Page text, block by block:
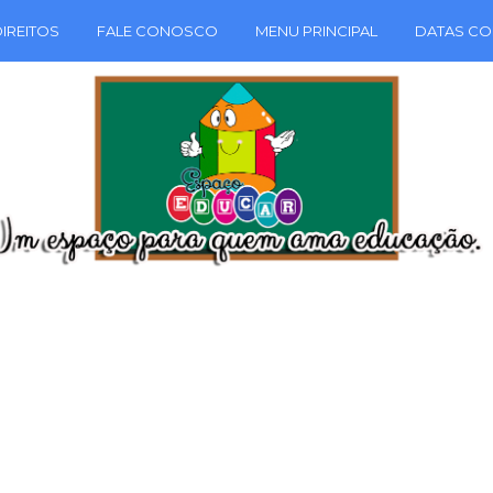
FALE CONOSCO MENU PRINCIPAL DATAS